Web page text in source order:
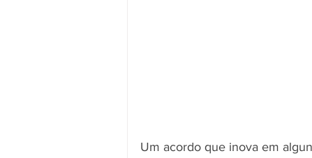
Um acordo que inova em